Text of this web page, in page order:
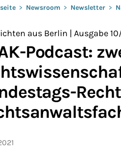
sich hier:
> Newsroom > Newsletter >
aus Berlin | Ausgabe
Podcast: